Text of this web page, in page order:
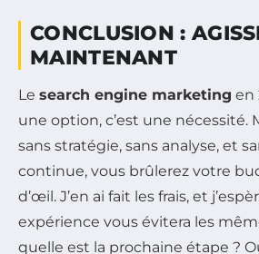
CONCLUSION :
MAINTENANT
Le search engine marketing en
une option, c’est une nécessité.
sans stratégie, sans analyse, et
continue, vous brûlerez votre
d’œil. J’en ai fait les frais, et
expérience vous évitera les
quelle est la prochaine étape ?